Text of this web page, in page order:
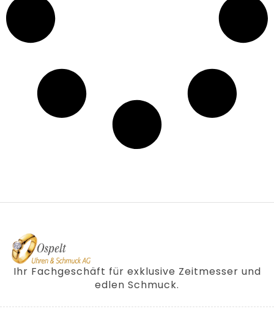
Ihr Fachgeschäft für exklusive Zeitmesser und
edlen Schmuck.